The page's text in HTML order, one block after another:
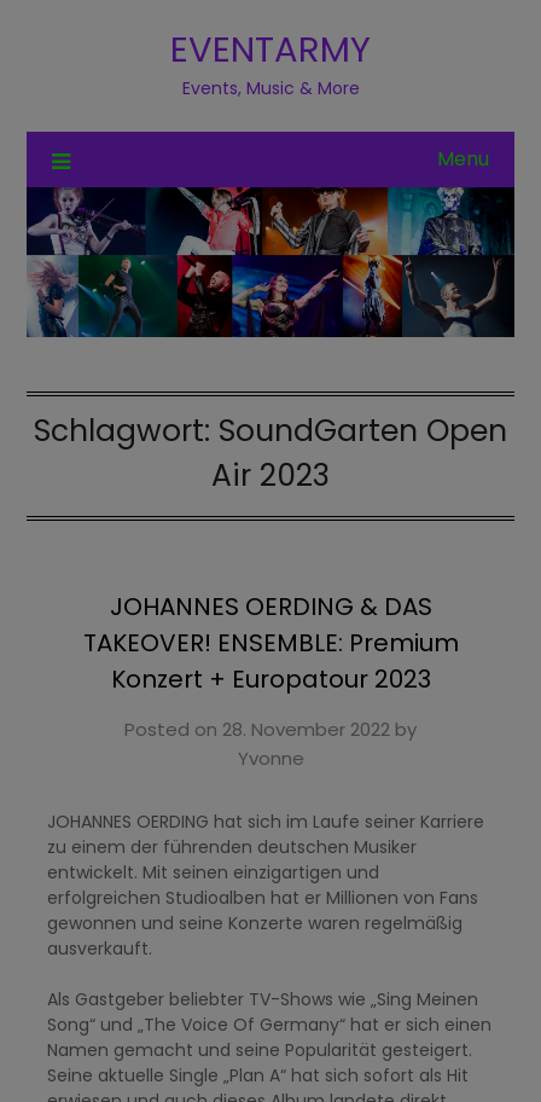
EVENTARMY
Events, Music & More
Menu
Schlagwort: SoundGarten Open
Air 2023
JOHANNES OERDING & DAS
TAKEOVER! ENSEMBLE: Premium
Konzert + Europatour 2023
Posted on 28. November 2022 by
Yvonne
JOHANNES OERDING hat sich im Laufe seiner Karriere
zu einem der führenden deutschen Musiker
entwickelt. Mit seinen einzigartigen und
erfolgreichen Studioalben hat er Millionen von Fans
gewonnen und seine Konzerte waren regelmäßig
ausverkauft.
Als Gastgeber beliebter TV-Shows wie „Sing Meinen
Song“ und „The Voice Of Germany“ hat er sich einen
Namen gemacht und seine Popularität gesteigert.
Seine aktuelle Single „Plan A“ hat sich sofort als Hit